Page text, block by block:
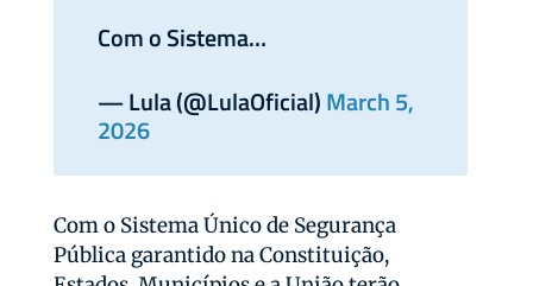
Com o Sistema…
— Lula (@LulaOficial)March 5,
2026
Com o Sistema Único de Segurança
Pública garantido na Constituição,